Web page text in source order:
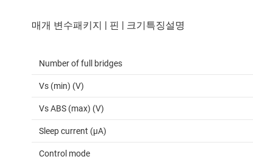
Number of full bridges
Vs (min) (V)
Vs ABS (max) (V)
Sleep current (µA)
Control mode